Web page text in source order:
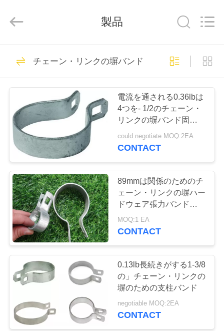
プ
ロ
ダ
ク
ト
私
達
に
い
て
METAL
All
Reserved.
チェーン・リンク
の塀の生地
109
チェーン・リンク
の塀の付属品
105
チェーン・リンク
の網の塀
104
製品
チェーン・リンクの塀バンド
電流を通される0.36lbは
4つを- 1/2のチェーン・
リンクの塀バンド固定す
could negotiate MOQ:2EA
CONTACT
89mmは関係のためのチ
ェーン・リンクの塀ハー
ドウェア張力バンドに電
流を通した
MOQ:1 EA
CONTACT
0.13lb長続きがする1-3/8
の」チェーン・リンクの
塀のための支柱バンド
negotiable MOQ:2EA
CONTACT